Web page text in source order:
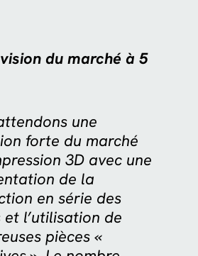
du marché à 5
une
forte du marché
3D avec une
de la
en série des
et l’utilisation de
pièces «